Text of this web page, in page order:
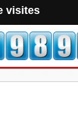
visites